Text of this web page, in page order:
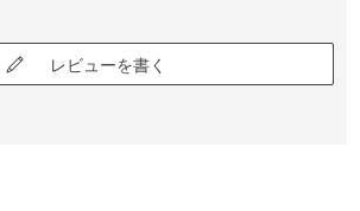
レビューを書く